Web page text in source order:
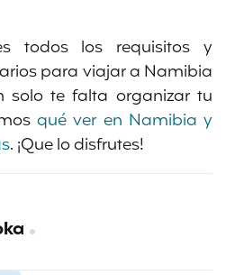
todos los requisitos y
para viajar a Namibia
solo te falta organizar tu
qué ver en Namibia y
. ¡Que lo disfrutes!